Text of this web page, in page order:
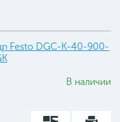
В наличии